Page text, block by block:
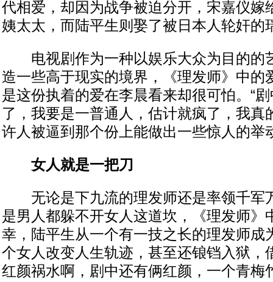
代相爱，却因为战争被迫分开，宋嘉仪嫁
姨太太，而陆平生则娶了被日本人轮奸的
电视剧作为一种以娱乐大众为目的的
造一些高于现实的境界，《理发师》中的
是这份执着的爱在李晨看来却很可怕。“
了，我要是一普通人，估计就疯了，我真
许人被逼到那个份上能做出一些惊人的举
女人就是一把刀
无论是下九流的理发师还是率领千军
是男人都躲不开女人这道坎，《理发师》
幸，陆平生从一个有一技之长的理发师成
个女人改变人生轨迹，甚至还锒铛入狱
红颜祸水啊，剧中还有俩红颜，一个青梅